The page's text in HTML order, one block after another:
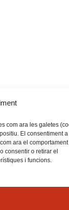
com ara les galetes
El consentiment a
ara el
consentir o retirar el
i funcions.